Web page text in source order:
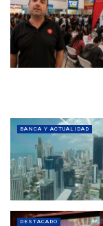
BANCA Y ACTUALIDAD
DESTACADO